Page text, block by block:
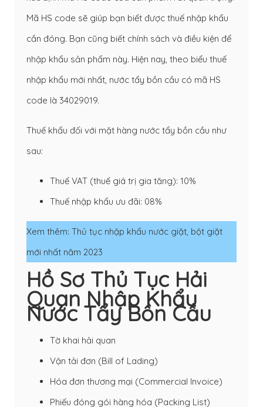
Mã HS code sẽ giúp bạn biết được thuế nhập khẩu
cần đóng. Bạn cũng biết chính sách và điều kiện để
nhập khẩu sản phẩm này. Hiện nay, theo biểu thuế
nhập khẩu mới nhất, nước tẩy bồn cầu có mã HS
code là 34029019.
Thuế khẩu đối với mặt hàng nước tẩy bồn cầu như
sau:
Thuế VAT (thuế giá trị gia tăng): 10%
Thuế nhập khẩu ưu đãi: 08%
Xem thêm: Thủ tục nhập khẩu nước giặt, bột giặt
mới nhất năm 2023
Hồ Sơ Thủ Tục Hải
Quan Nhập Khẩu
Nước Tẩy Bồn Cầu
Tờ khai hải quan
Vận tải đơn (Bill of Lading)
Hóa đơn thương mại (Commercial Invoice)
Phiếu đóng gói hàng hóa (Packing List)